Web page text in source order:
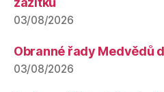
03/08/2026
Obranné řady Medvědů
03/08/2026